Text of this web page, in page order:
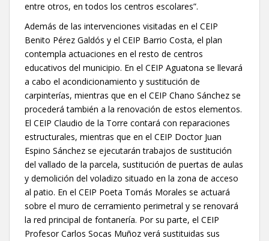
entre otros, en todos los centros escolares”.
Además de las intervenciones visitadas en el CEIP
Benito Pérez Galdós y el CEIP Barrio Costa, el plan
contempla actuaciones en el resto de centros
educativos del municipio. En el CEIP Aguatona se llevará
a cabo el acondicionamiento y sustitución de
carpinterías, mientras que en el CEIP Chano Sánchez se
procederá también a la renovación de estos elementos.
El CEIP Claudio de la Torre contará con reparaciones
estructurales, mientras que en el CEIP Doctor Juan
Espino Sánchez se ejecutarán trabajos de sustitución
del vallado de la parcela, sustitución de puertas de aulas
y demolición del voladizo situado en la zona de acceso
al patio. En el CEIP Poeta Tomás Morales se actuará
sobre el muro de cerramiento perimetral y se renovará
la red principal de fontanería. Por su parte, el CEIP
Profesor Carlos Socas Muñoz verá sustituidas sus